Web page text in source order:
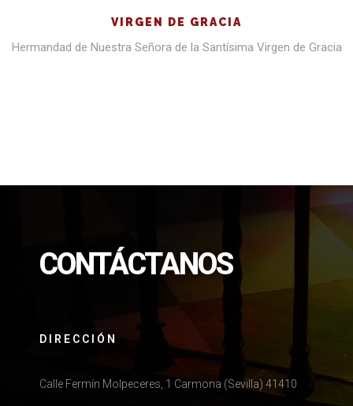
VIRGEN DE GRACIA
Hermandad de Nuestra Señora de la Santísima Virgen de Gracia
CONTÁCTANOS
DIRECCIÓN
Calle Fermín Molpeceres, 1 Carmona (Sevilla) 41410